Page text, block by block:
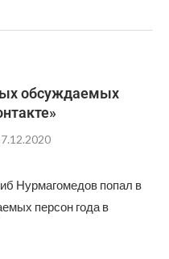
обсуждаемых
Нурмагомедов попал в
персон года в